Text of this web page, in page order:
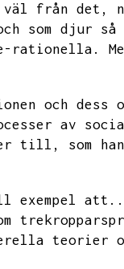
väl från det,
som djur
rationella.
och dess
av
till,
som
exempel
teorier